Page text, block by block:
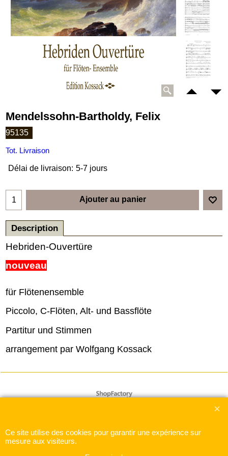
Mendelssohn-Bartholdy, Felix
95135
Tot. Livraison
Délai de livraison: 5-7 jours
Ajouter au panier
Description
Hebriden-Ouvertüre
nouveau
für Flötenensemble
Piccolo, C-Flöten, Alt- und Bassflöte
Partitur und Stimmen
arrangement par Wolfgang Kossack
Boutique en ligne créés
avec le logiciel
Ce site utilise des cookies pour garantir une expérience sur
mesure aux visiteurs.